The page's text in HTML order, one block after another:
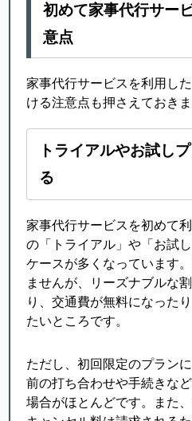
初めて家事代行サー
意点
家事代行サービスを利用し
ける注意点も押さえておきま
トライアルやお試し
る
家事代行サービスを初めて
の「トライアル」や「お試
ケースが多くなっています
ませんが、リーズナブルな
り、交通費が無料になった
たいところです。
ただし、初回限定のプラン
前の打ち合わせや手続きな
場合がほとんどです。また